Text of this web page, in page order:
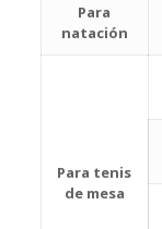
Para
natación
Para tenis
de mesa